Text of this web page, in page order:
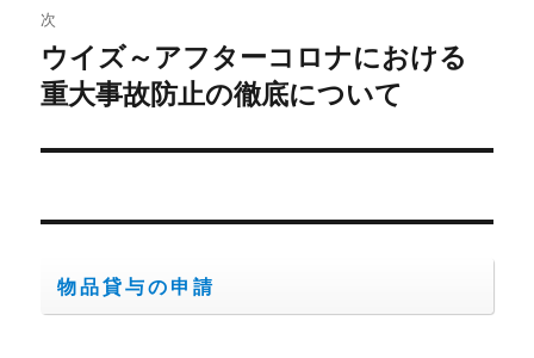
ゲ
ー
ン
次
次
の
稿:
ウイズ～アフターコロナにおける
重大事故防止の徹底について
物品貸与の申請